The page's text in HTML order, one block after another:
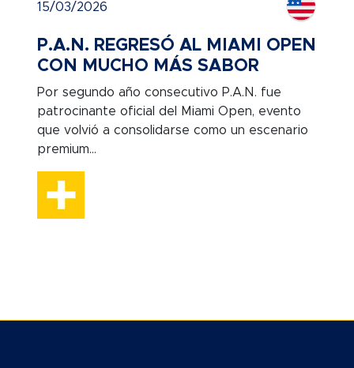
15/03/2026
P.A.N. REGRESÓ AL MIAMI OPEN
CON MUCHO MÁS SABOR
Por segundo año consecutivo P.A.N. fue
patrocinante oficial del Miami Open, evento
que volvió a consolidarse como un escenario
premium...